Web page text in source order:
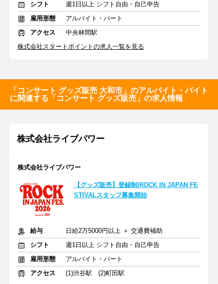
シフト
週1日以上 シフト自由・自己申告
雇用形態
アルバイト・パート
アクセス
中央林間駅
株式会社スタートポイントの求人一覧を見る
「コンサート グッズ販売 大和市」のアルバイト・バイト
に関連する「コンサート グッズ販売」の求人情報
株式会社ライブパワー
株式会社ライブパワー
【グッズ販売】登録制|ROCK IN JAPAN FE
STIVALスタッフ募集開始
給与
日給2万5000円以上 ＋ 交通費補助
シフト
週1日以上 シフト自由・自己申告
雇用形態
アルバイト・パート
アクセス
(1)渋谷駅 (2)町田駅